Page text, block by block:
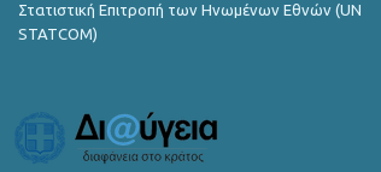
Στατιστική Επιτροπή των Ηνωμένων Εθνών (UN
STATCOM)